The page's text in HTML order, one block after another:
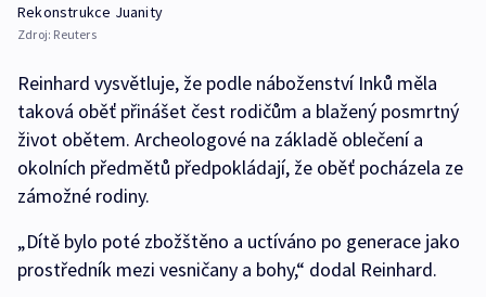
Rekonstrukce Juanity
Zdroj: Reuters
Reinhard vysvětluje, že podle náboženství Inků měla
taková oběť přinášet čest rodičům a blažený posmrtný
život obětem. Archeologové na základě oblečení a
okolních předmětů předpokládají, že oběť pocházela ze
zámožné rodiny.
„Dítě bylo poté zbožštěno a uctíváno po generace jako
prostředník mezi vesničany a bohy,“ dodal Reinhard.